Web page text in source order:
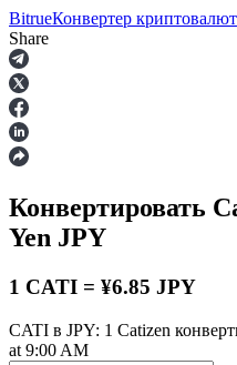
Фьючерсы
USDT-фьючерсы
BitrueКонвертер криптовалют
Share
Конвертировать
Yen JPY
1 CATI = ¥6.85 JPY
CATI в JPY: 1 Catizen
at 9:00 AM